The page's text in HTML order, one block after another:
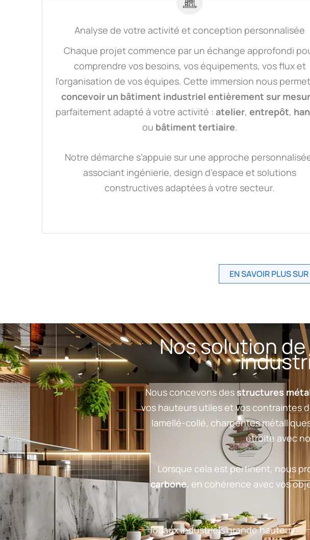
Analyse de votre activité et conception personnalisée
Chaque projet commence par un échange approfondi
comprendre vos besoins, vos équipements, vos flux et
l’organisation de vos équipes. Cette immersion nous
concevoir un bâtiment industriel entièrement sur
parfaitement adapté à votre activité : atelier, entrepôt,
ou bâtiment tertiaire.
Notre démarche s’appuie sur une approche
associant ingénierie, design d’espace et solutions
constructives adaptées à votre secteur.
EN SAVOIR PLUS
Nos solution
Nous concevons des structures
vos hauteurs utiles et vos contraintes
lamellé-collé, charpentes
étroite avec
Lorsque cela est pertinent, nous
carbone, en cohérence avec vos
locaux industriels grande hauteur